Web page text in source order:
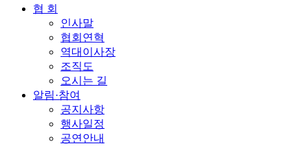
협 회
인사말
협회연혁
역대이사장
조직도
오시는 길
알림·참여
공지사항
행사일정
공연안내